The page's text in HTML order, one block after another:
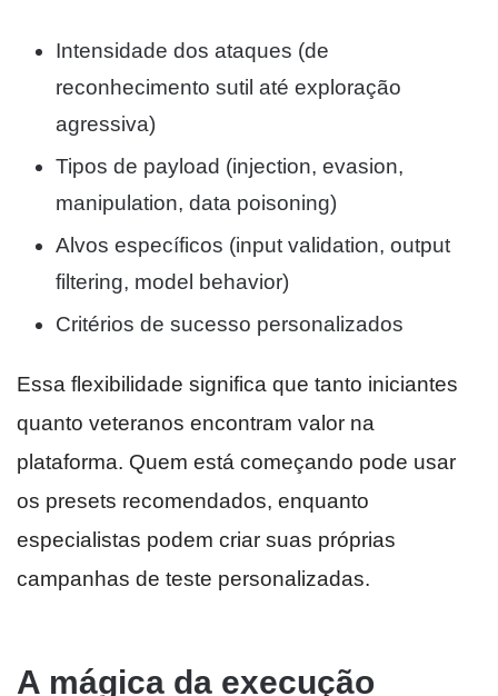
Intensidade dos ataques (de
reconhecimento sutil até exploração
agressiva)
Tipos de payload (injection, evasion,
manipulation, data poisoning)
Alvos específicos (input validation, output
filtering, model behavior)
Critérios de sucesso personalizados
Essa flexibilidade significa que tanto iniciantes
quanto veteranos encontram valor na
plataforma. Quem está começando pode usar
os presets recomendados, enquanto
especialistas podem criar suas próprias
campanhas de teste personalizadas.
A mágica da execução